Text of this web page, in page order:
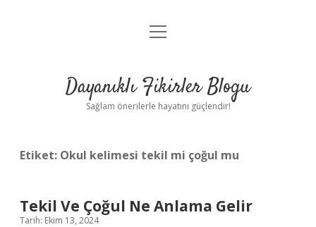
Anasayfa
Yasal Uyarı
menüyü
Dayanıklı Fikirler Blogu
Sağlam önerilerle hayatını güçlendir!
Etiket: Okul kelimesi tekil mi çoğul mu
Tekil Ve Çoğul Ne Anlama Gelir
Tarih: Ekim 13, 2024